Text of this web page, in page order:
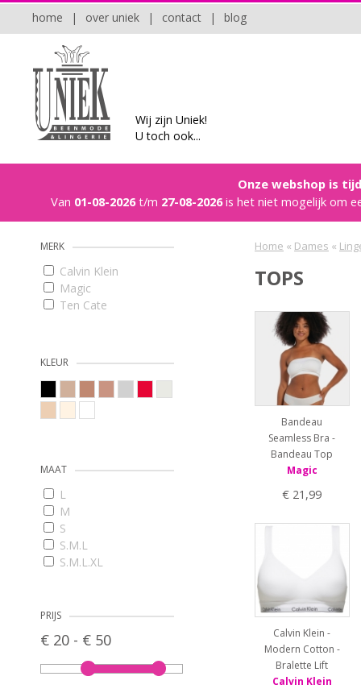
blog
|
contact
|
over uniek
|
home
Wij zijn Uniek!
U toch ook...
Onze webshop is
Van 01-08-2026t/m 27-08-2026is het niet mogelijk om
MERK
Calvin Klein
Magic
Ten Cate
KLEUR
MAAT
L
M
S
S.M.L
S.M.L.XL
XXL
PRIJS
€ 20 - € 50
Home « Dames «
TOPS
Bandeau
Seamless Bra -
Bandeau Top
Magic
€ 21,99
Calvin Klein -
Modern Cotton -
Bralette Lift
Calvin Klein